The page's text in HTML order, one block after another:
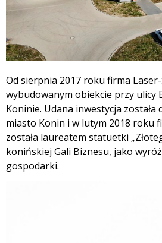
Od sierpnia 2017 roku firma Laser-
wybudowanym obiekcie przy ulicy
Koninie. Udana inwestycja została
miasto Konin i w lutym 2018 roku
została laureatem statuetki
konińskiej Gali Biznesu, jako
gospodarki.